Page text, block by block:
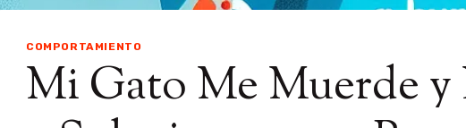
COMPORTAMIENTO
Mi Gato Me Muerde